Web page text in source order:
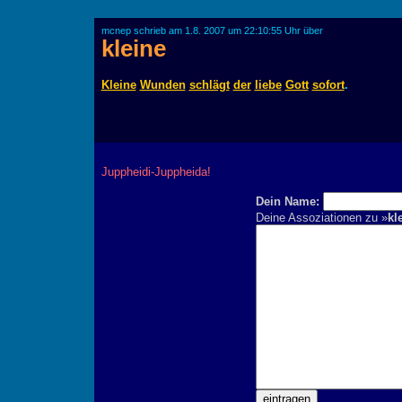
mcnep schrieb am 1.8. 2007 um 22:10:55 Uhr über
kleine
Kleine Wunden schlägt der liebe Gott sofort.
Juppheidi-Juppheida!
Dein Name:
Deine Assoziationen zu »